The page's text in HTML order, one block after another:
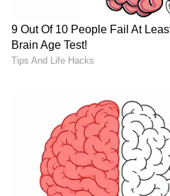
5
Image Credit : Our Own
വിശപ്പ് നിയന്ത്രിക്കുന്നു
ബദാം ഡയറ്റിൽ